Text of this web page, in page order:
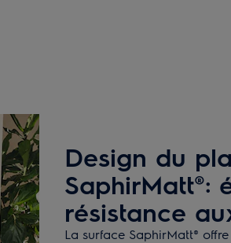
Design du
SaphirMatt®:
résistance
La surface SaphirMatt®